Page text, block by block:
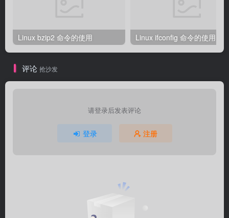
Linux bzip2 命令的使用 Linux ifconfig 命令的使用
评论 抢沙发
请登录后发表评论
登录 注册